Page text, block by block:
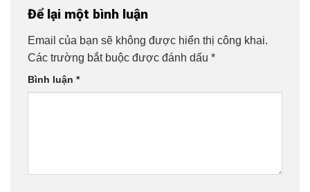
Để lại một bình luận
Email của bạn sẽ không được hiển thị công khai.
Các trường bắt buộc được đánh dấu *
Bình luận *